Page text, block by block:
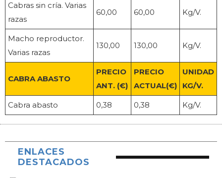
Cabras sin cría. Varias
razas
60,00 60,00 Kg/V.
Macho reproductor.
Varias razas
130,00 130,00 Kg/V.
CABRA ABASTO
PRECIO
ANT. (€)
PRECIO
ACTUAL(€)
UNIDAD
KG/V.
Cabra abasto 0,38 0,38 Kg/V.
ENLACES
DESTACADOS